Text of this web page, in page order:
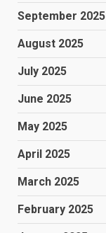
September 2025
August 2025
July 2025
June 2025
May 2025
April 2025
March 2025
February 2025